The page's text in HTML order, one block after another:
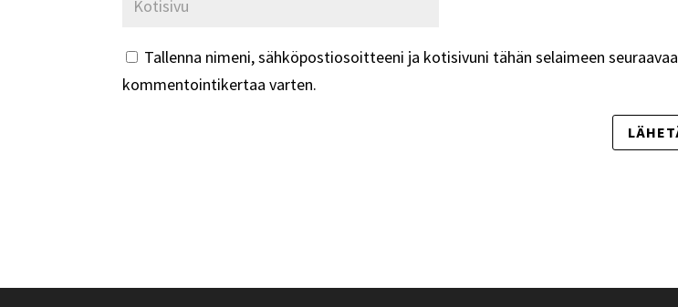
Tallenna nimeni, sähköpostiosoitteeni ja kotisivuni tähän selaimeen seuraavaa
kommentointikertaa varten.